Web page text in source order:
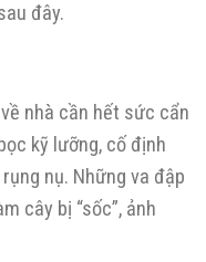
đây.
nhà cần hết sức cẩn
kỹ lưỡng, cố định
nụ. Những va đập
cây bị “sốc”, ảnh